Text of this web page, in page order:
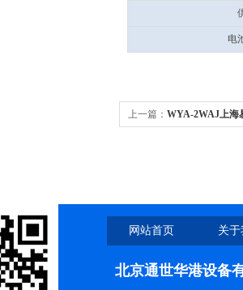
电
上一篇： WYA-2WAJ上海
网站首页 关
北京通世华港设备